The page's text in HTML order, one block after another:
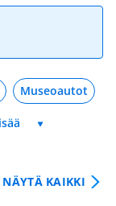
Museoautot
NÄYTÄ KAIKKI